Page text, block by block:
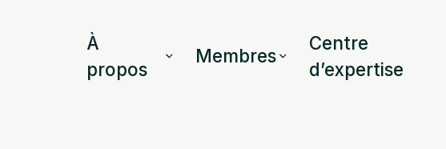
À
propos
Membres
Centre
d’expertise